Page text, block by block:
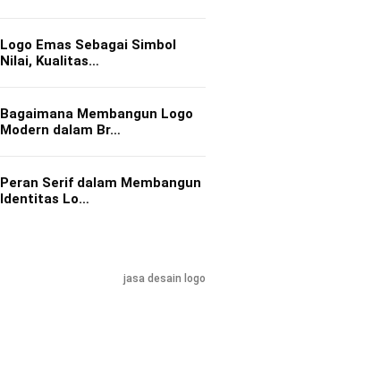
Logo Emas Sebagai Simbol
Nilai, Kualitas…
Bagaimana Membangun Logo
Modern dalam Br…
Peran Serif dalam Membangun
Identitas Lo…
jasa desain logo